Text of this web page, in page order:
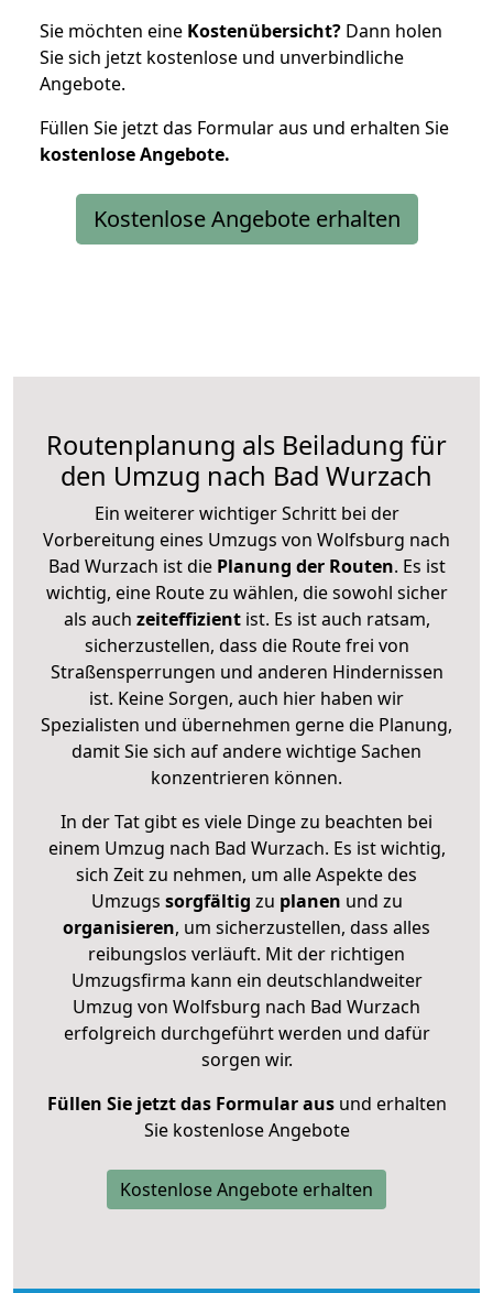
Sie möchten eine Kostenübersicht? Dann holen
Sie sich jetzt kostenlose und unverbindliche
Angebote.
Füllen Sie jetzt das Formular aus und erhalten Sie
kostenloseAngebote.
Kostenlose Angebote erhalten
Routenplanung als Beiladung für
den Umzug nach Bad Wurzach
Ein weiterer wichtiger Schritt bei der
Vorbereitung eines Umzugs von Wolfsburg nach
Bad Wurzach ist diePlanung der Routen. Es ist
wichtig, eine Route zu wählen, die sowohl sicher
als auch zeiteffizientist. Es ist auch ratsam,
sicherzustellen, dass die Route frei von
Straßensperrungen und anderen Hindernissen
ist. Keine Sorgen, auch hier haben wir
Spezialisten und übernehmen gerne die Planung,
damit Sie sich auf andere wichtige Sachen
konzentrieren können.
In der Tat gibt es viele Dinge zu beachten bei
einem Umzug nach Bad Wurzach. Es ist wichtig,
sich Zeit zu nehmen, um alle Aspekte des
Umzugs sorgfältig zu planen und zu
organisieren, um sicherzustellen, dass alles
reibungslos verläuft. Mit der richtigen
Umzugsfirma kann ein deutschlandweiter
Umzug von Wolfsburg nach Bad Wurzach
erfolgreich durchgeführt werden und dafür
sorgen wir.
Füllen Sie jetzt das Formular ausund erhalten
Sie kostenlose Angebote
Kostenlose Angebote erhalten